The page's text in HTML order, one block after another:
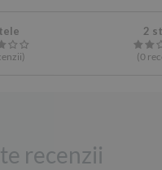
)
2
(0
recenzii